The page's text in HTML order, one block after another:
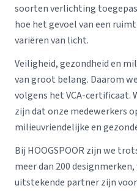
soorten verlichting
hoe het gevoel van een
variëren van licht.
Veiligheid, gezondheid en
van groot belang. Daarom
volgens het VCA-certificaat.
zijn dat onze medewerkers
milieuvriendelijke en
Bij HOOGSPOOR zijn we
meer dan 200
uitstekende partner zijn